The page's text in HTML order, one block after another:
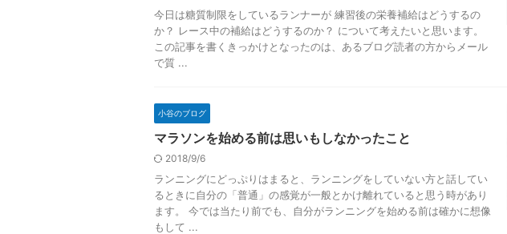
今日は糖質制限をしているランナーが 練習後の栄養補給はどうするの
か？ レース中の補給はどうするのか？ について考えたいと思います。
この記事を書くきっかけとなったのは、あるブログ読者の方からメール
で質 ...
小谷のブログ
マラソンを始める前は思いもしなかったこと
2018/9/6
ランニングにどっぷりはまると、ランニングをしていない方と話してい
るときに自分の「普通」の感覚が一般とかけ離れていると思う時があり
ます。 今では当たり前でも、自分がランニングを始める前は確かに想像
もして ...